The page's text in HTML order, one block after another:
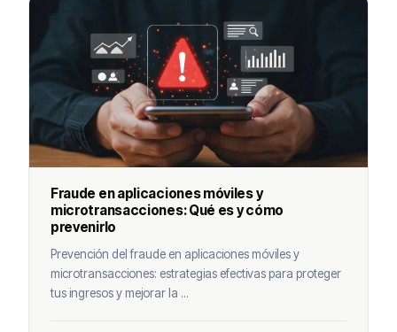
Fraude en aplicaciones móviles y
microtransacciones: Qué es y cómo
prevenirlo
Prevención del fraude en aplicaciones móviles y
microtransacciones: estrategias efectivas para proteger
tus ingresos y mejorar la ...